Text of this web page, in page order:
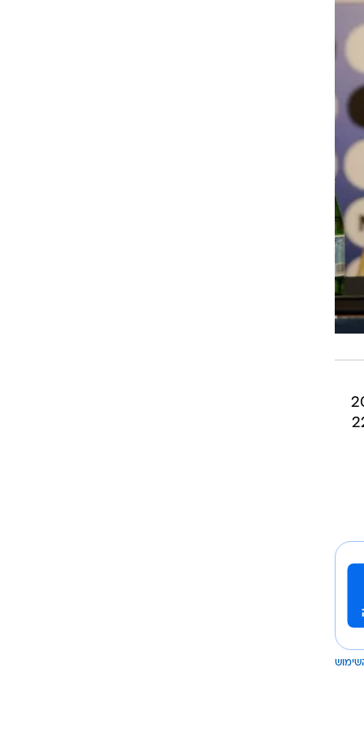
אירופה ב-2008 וב-2012
ושלוש פעמים בליגת האלופות. בבוגרים שיחק 22